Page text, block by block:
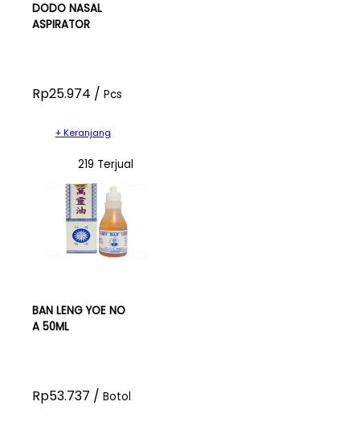
DODO NASAL
ASPIRATOR
Rp25.974 / Pcs
+ Keranjang
219 Terjual
BAN LENG YOE NO
A 50ML
Rp53.737 / Botol